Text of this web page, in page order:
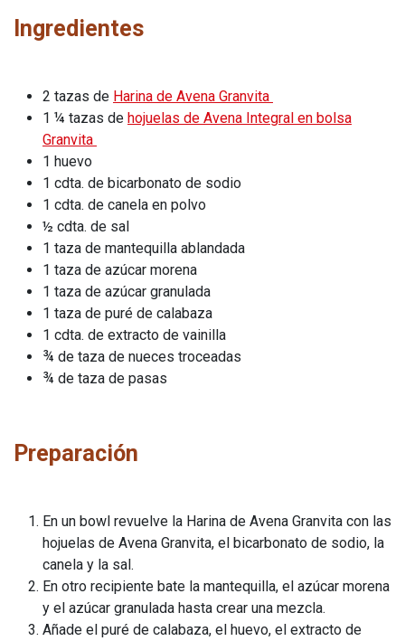
Ingredientes
2 tazas de Harina de Avena Granvita
1 ¼ tazas de hojuelas de Avena Integral en bolsa
Granvita
1 huevo
1 cdta. de bicarbonato de sodio
1 cdta. de canela en polvo
½ cdta. de sal
1 taza de mantequilla ablandada
1 taza de azúcar morena
1 taza de azúcar granulada
1 taza de puré de calabaza
1 cdta. de extracto de vainilla
¾ de taza de nueces troceadas
¾ de taza de pasas
Preparación
En un bowl revuelve la Harina de Avena Granvita con las
hojuelas de Avena Granvita, el bicarbonato de sodio, la
canela y la sal.
En otro recipiente bate la mantequilla, el azúcar morena
y el azúcar granulada hasta crear una mezcla.
Añade el puré de calabaza, el huevo, el extracto de